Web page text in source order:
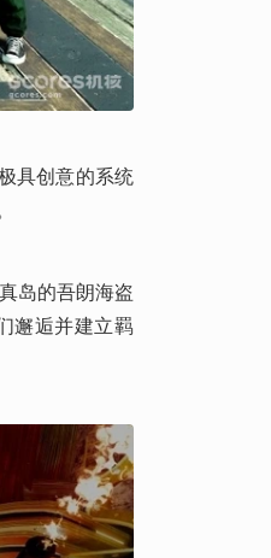
具创意的系统
岛的吾朗海盗
邂逅并建立羁